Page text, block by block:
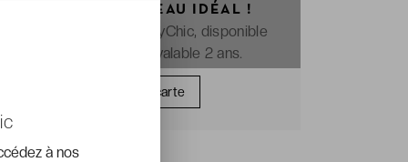
OFFREZ LE CADEAU IDÉAL !
La e-carte cadeau VeryChic, disponible
immédiatement et valable 2 ans.
Offrir une carte
à nos